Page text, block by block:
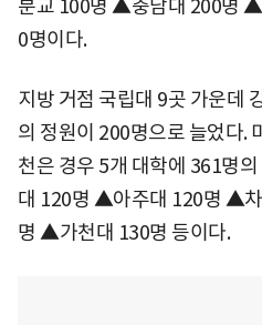
분교 100명 ▲충남대 200명
0명이다.
지방 거점 국립대 9곳 가운데
의 정원이 200명으로 늘었다.
천은 경우 5개 대학에 361명
대 120명 ▲아주대 120명 ▲
명 ▲가천대 130명 등이다.